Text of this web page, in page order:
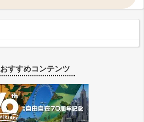
おすすめコンテンツ